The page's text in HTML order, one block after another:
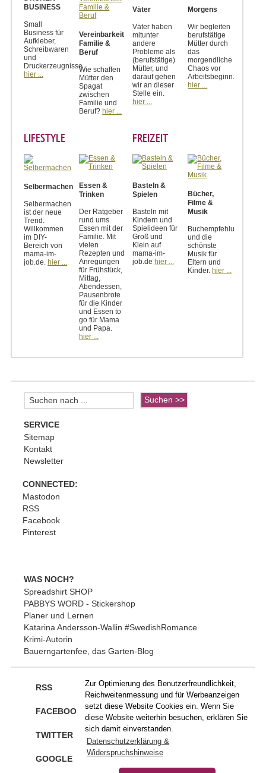
Zur Optimierung des Benutzerfreundlichkeit,
Reichweitenmessung und für Werbeanzeigen
setzt diese Website Cookies ein. Wenn Sie
diese Website weiterhin besuchen, erklären Sie
sich damit einverstanden.
Datenschutzerklärung &
Widerspruchshinweise
BUSINESS
Small
Business für
Aufkleber,
Schreibwaren
und
Druckerzeugnisse
hier ...
Vereinbarkeit
Familie &
Beruf
Wie schaffen
Mütter den
Spagat
zwischen
Familie und
Beruf?hier ...
Väter
Väter haben
mitunter
andere
Probleme als
(berufstätige)
Mütter, und
darauf gehen
wir an dieser
Stelle ein.
hier ...
Morgens
Wir begleiten
berufstätige
Mütter durch
das
morgendliche
Chaos vor
Arbeitsbeginn.
hier ...
LIFESTYLE
Selbermachen
Selbermachen
ist der neue
Trend.
Willkommen
im DIY-
Bereich von
mama-im-
job.de. hier ...
Essen &
Trinken
Der Ratgeber
rund ums
Essen mit der
Familie. Mit
vielen
Rezepten und
Anregungen
für Frühstück,
Mittag,
Abendessen,
Pausenbrote
für die Kinder
und Essen to
go für Mama
und Papa.
hier ...
FREIZEIT
Basteln &
Spielen
Basteln mit
Kindern und
Spielideen für
Groß und
Klein auf
mama-im-
job.de hier ...
Bücher,
Filme &
Musik
Buchempfehlungen
und die
schönste
Musik für
Eltern und
Kinder.hier ...
SERVICE
Sitemap
Kontakt
Newsletter
CONNECTED:
Mastodon
RSS
Facebook
Pinterest
WAS NOCH?
Spreadshirt SHOP
PABBYS WORD - Stickershop
Planer und Lernen
Katarina Andersson-Wallin #SwedishRomance
Krimi-Autorin
Bauerngartenfee, das Garten-Blog
RSS
FACEBOOK
TWITTER
GOOGLE